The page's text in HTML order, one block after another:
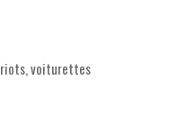
voiturettes